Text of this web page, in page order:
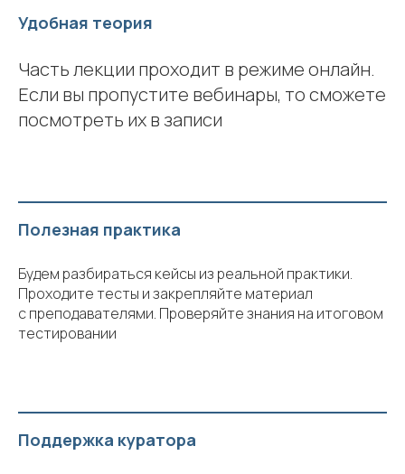
Удобная теория
Часть лекции проходит в режиме онлайн.
Если вы пропустите вебинары, то сможете
посмотреть их в записи
Полезная практика
Будем разбираться кейсы из реальной практики.
Проходите тесты и закрепляйте материал
с преподавателями. Проверяйте знания на итоговом
тестировании
Поддержка куратора